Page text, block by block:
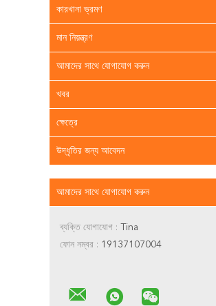
কারখানা ভ্রমণ
মান নিয়ন্ত্রণ
আমাদের সাথে যোগাযোগ করুন
খবর
ক্ষেত্রে
উদ্ধৃতির জন্য আবেদন
আমাদের সাথে যোগাযোগ করুন
ব্যক্তি যোগাযোগ : Tina
ফোন নম্বর : 19137107004